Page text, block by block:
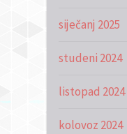
siječanj 2025
studeni 2024
listopad 2024
kolovoz 2024